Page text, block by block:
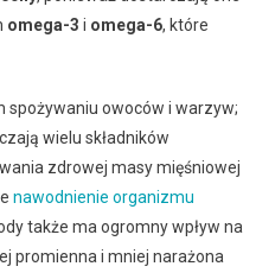
omega-3 i omega-6, które
spożywaniu owoców i warzyw;
wielu składników
zdrowej masy mięśniowej
nawodnienie organizmu
także ma ogromny wpływ na
promienna i mniej narażona